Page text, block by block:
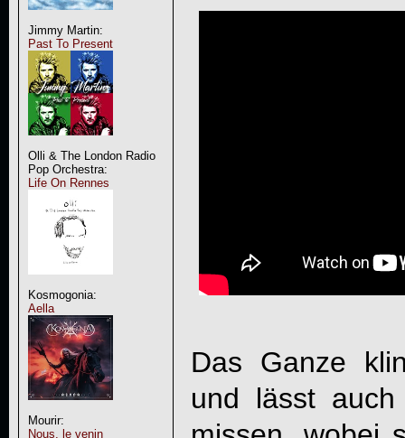
Jimmy Martin:
Past To Present
Olli & The London Radio
Pop Orchestra:
Life On Rennes
Kosmogonia:
Aella
Mourir:
Nous, le venin
Das Ganze
und lässt